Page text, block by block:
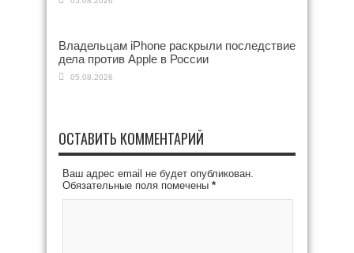
Владельцам iPhone раскрыли последствие
дела против Apple в России
05.08.2026
ОСТАВИТЬ КОММЕНТАРИЙ
Ваш адрес email не будет опубликован.
Обязательные поля помечены *